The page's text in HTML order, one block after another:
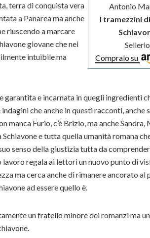
Antonio
I tramezzini
Sellerio
Compralo su
terra di conquista vera
a Panarea ma anche
riuscendo a marcare
giovane che nei
intuibile ma
garantita e incarnata in quegli ingredienti
che anche in questi racconti, anche
manca Furio, c’è Brizio, ma anche Sandra,
e tutta quella umanità romana
senso della giustizia tutta da
regala ai lettori un nuovo punto di
ma cerca anche di rimanere ancorato al
ad essere quello è.
un fratello minore dei romanzi ma